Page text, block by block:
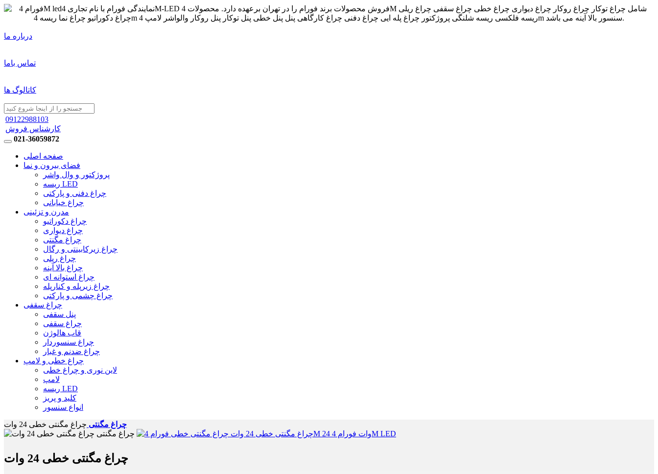
درباره ما
تماس باما
کاتالوگ ها
09122988103
کارشناس فروش
021-36059872
صفحه اصلی
فضای بیرون و نما
پروژکتور و وال واشر
ریسه LED
چراغ دفنی و پارکتی
چراغ خیابانی
مدرن و تزئینی
چراغ دکوراتیو
چراغ دیواری
چراغ مگنتی
چراغ زیرکابینتی و رگال
چراغ ریلی
چراغ بالا آینه
چراغ استوانه ای
چراغ زیرپله و کنارپله
چراغ چشمی و پارکتی
چراغ سقفی
پنل سقفی
چراغ سقفی
قاب هالوژن
چراغ سنسوردار
چراغ ضدنم و غبار
چراغ خطی و لامپ
لاین نوری و چراغ خطی
لامپ
ریسه LED
کلید و پریز
انواع سنسور
چراغ مگنتی چراغ مگنتی خطی 24 وات
چراغ مگنتی خطی 24 وات